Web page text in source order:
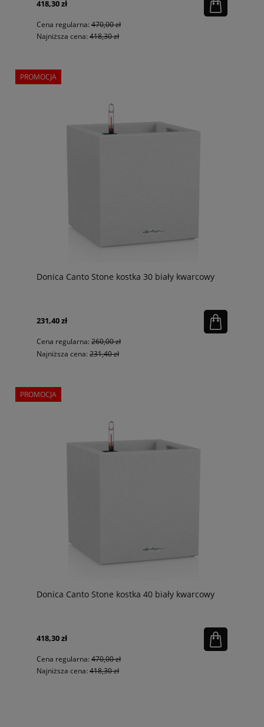
418,30 zł
Cena regularna: 470,00 zł
Najniższa cena: 418,30 zł
Donica Canto Stone kostka 30 biały kwarcowy
231,40 zł
Cena regularna: 260,00 zł
Najniższa cena: 231,40 zł
PROMOCJA
Donica Canto Stone kostka 40 biały kwarcowy
418,30 zł
Cena regularna: 470,00 zł
Najniższa cena: 418,30 zł
PROMOCJA